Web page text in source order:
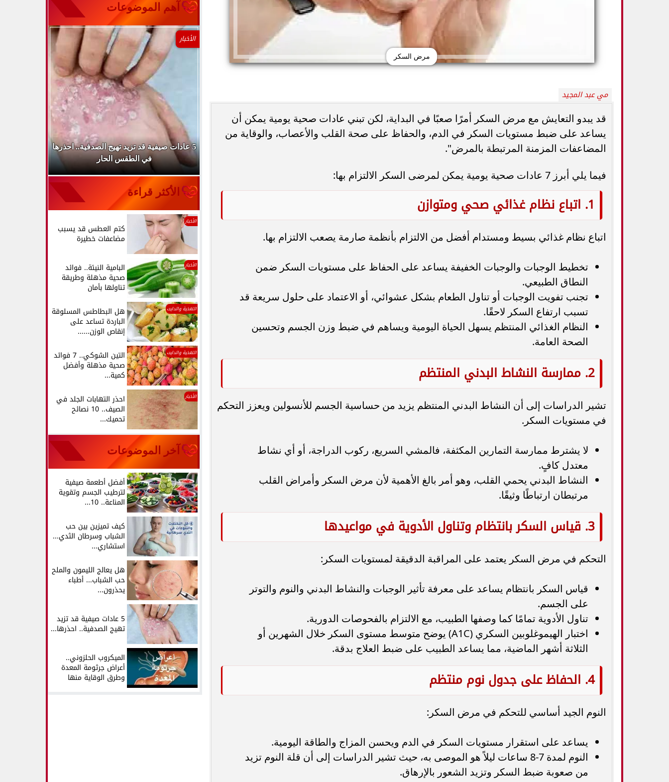
مرض السكر
مي عبد المجيد
قد يبدو التعايش مع مرض السكر أمرًا صعبًا في البداية، لكن تبني عادات صحية يومية يمكن أن
يساعد على ضبط مستويات السكر في الدم، والحفاظ على صحة القلب والأعصاب، والوقاية من
المضاعفات المزمنة المرتبطة بالمرض".
فيما يلي أبرز 7 عادات صحية يومية يمكن لمرضى السكر الالتزام بها:
1. اتباع نظام غذائي صحي ومتوازن
اتباع نظام غذائي بسيط ومستدام أفضل من الالتزام بأنظمة صارمة يصعب الالتزام بها.
تخطيط الوجبات والوجبات الخفيفة يساعد على الحفاظ على مستويات السكر ضمن
النطاق الطبيعي.
تجنب تفويت الوجبات أو تناول الطعام بشكل عشوائي، أو الاعتماد على حلول سريعة قد
تسبب ارتفاع السكر لاحقًا.
النظام الغذائي المنتظم يسهل الحياة اليومية ويساهم في ضبط وزن الجسم وتحسين
الصحة العامة.
2. ممارسة النشاط البدني المنتظم
تشير الدراسات إلى أن النشاط البدني المنتظم يزيد من حساسية الجسم للأنسولين ويعزز التحكم
في مستويات السكر.
لا يشترط ممارسة التمارين المكثفة، فالمشي السريع، ركوب الدراجة، أو أي نشاط
معتدل كافٍ.
النشاط البدني يحمي القلب، وهو أمر بالغ الأهمية لأن مرض السكر وأمراض القلب
مرتبطان ارتباطًا وثيقًا.
3. قياس السكر بانتظام وتناول الأدوية في مواعيدها
التحكم في مرض السكر يعتمد على المراقبة الدقيقة لمستويات السكر:
قياس السكر بانتظام يساعد على معرفة تأثير الوجبات والنشاط البدني والنوم والتوتر
على الجسم.
تناول الأدوية تمامًا كما وصفها الطبيب، مع الالتزام بالفحوصات الدورية.
اختبار الهيموغلوبين السكري (A1C) يوضح متوسط مستوى السكر خلال الشهرين أو
الثلاثة أشهر الماضية، مما يساعد الطبيب على ضبط العلاج بدقة.
4. الحفاظ على جدول نوم منتظم
النوم الجيد أساسي للتحكم في مرض السكر:
يساعد على استقرار مستويات السكر في الدم ويحسن المزاج والطاقة اليومية.
النوم لمدة 7-8 ساعات ليلاً هو الموصى به، حيث تشير الدراسات إلى أن قلة النوم تزيد
من صعوبة ضبط السكر وتزيد الشعور بالإرهاق.
آهم الموضوعات
أفضل أطعمة صيفية لترطيب الجسم وتقوية
كيف تميزين بين حب الشباب وسرطان
الثدي... استشاري أورام يوضح العلامات
الأخبار
5 عادات صيفية قد تزيد تهيج الصدفية.. احذرها
في الطقس الحار
الأكثر قراءة
الأخبار
كتم العطس قد يسبب
مضاعفات خطيرة
الأخبار البامية النيئة.. فوائد
صحية مذهلة وطريقة
تناولها بأمان
التغذية والدايت هل البطاطس المسلوقة
الباردة تساعد على
إنقاص الوزن......
التغذية والدايت التين الشوكي.. 7 فوائد
صحية مذهلة وأفضل
كمية...
الأخبار احذر التهابات الجلد في
الصيف.. 10 نصائح
تحميك...
آخر الموضوعات
أفضل أطعمة صيفية
لترطيب الجسم وتقوية
المناعة.. 10...
كيف تميزين بين حب
الشباب وسرطان الثدي...
استشاري...
هل يعالج الليمون والملح
حب الشباب... أطباء
يحذرون...
5 عادات صيفية قد تزيد
تهيج الصدفية.. احذرها...
الميكروب الحلزوني..
أعراض جرثومة المعدة
وطرق الوقاية منها